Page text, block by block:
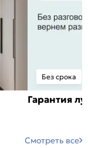
Без срока
Гарантия
Смотреть все